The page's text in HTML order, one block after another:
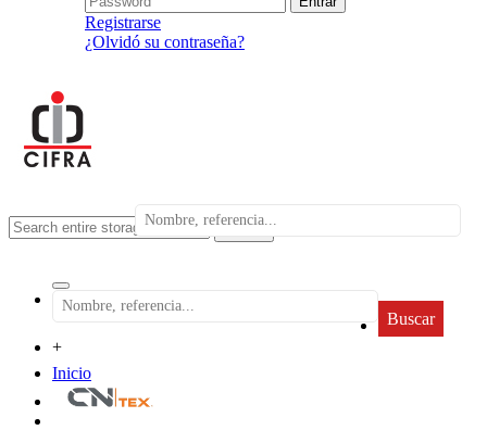
Registrarse
¿Olvidó su contraseña?
search
Buscar
+
Inicio